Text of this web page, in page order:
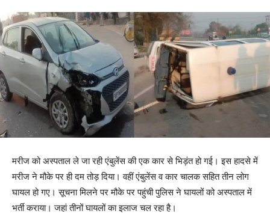
मरीज को अस्पताल ले जा रही एंबुलेंस की एक कार से भिड़ंत हो गई। इस हादसे में
मरीज ने मौके पर ही दम तोड़ दिया। वहीं एंबुलेंस व कार चालक सहित तीन लोग
घायल हो गए। सूचना मिलने पर मौके पर पहुंची पुलिस ने घायलों को अस्पताल में
भर्ती कराया। जहां तीनों घायलों का इलाज चल रहा है।